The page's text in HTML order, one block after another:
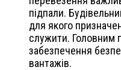
підпали.
для якого
служити. Головним
забезпечення
вантажів.